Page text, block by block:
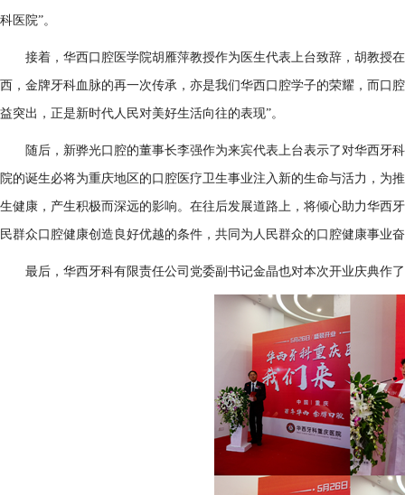
科医院”。
接着，华西口腔医学院胡雁萍教授作为医生代表上台致辞，胡教授
西，金牌牙科血脉的再一次传承，亦是我们华西口腔学子的荣耀，而口
益突出，正是新时代人民对美好生活向往的表现”。
随后，新骅光口腔的董事长李强作为来宾代表上台表示了对华西牙
院的诞生必将为重庆地区的口腔医疗卫生事业注入新的生命与活力，为
生健康，产生积极而深远的影响。在往后发展道路上，将倾心助力华西
民群众口腔健康创造良好优越的条件，共同为人民群众的口腔健康事业
最后，华西牙科有限责任公司党委副书记金晶也对本次开业庆典作